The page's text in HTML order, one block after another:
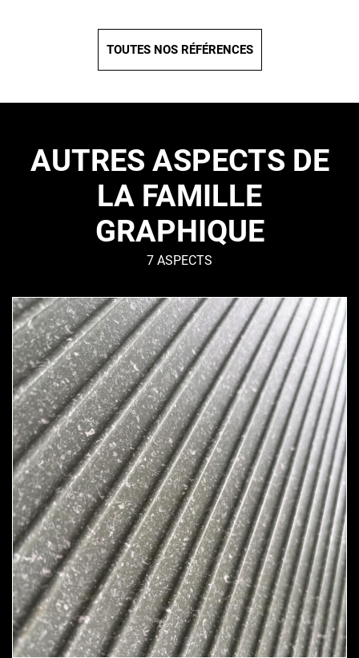
TOUTES NOS RÉFÉRENCES
AUTRES ASPECTS DE
LA FAMILLE
GRAPHIQUE
7 ASPECTS
GIULIANA
–
Graphique